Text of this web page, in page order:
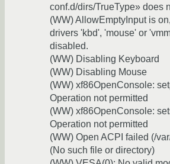
conf.d/dirs/TrueType» does
(WW) AllowEmptyInput is
drivers 'kbd', 'mouse' or
disabled.
(WW) Disabling Keyboard
(WW) Disabling Mouse
(WW) xf86OpenConsole:
Operation not permitted
(WW) xf86OpenConsole:
Operation not permitted
(WW) Open ACPI failed (/
(No such file or directory)